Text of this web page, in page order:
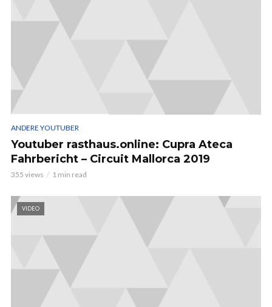
ANDERE YOUTUBER
Youtuber rasthaus.online: Cupra Ateca
Fahrbericht – Circuit Mallorca 2019
355 views 1 min read
VIDEO